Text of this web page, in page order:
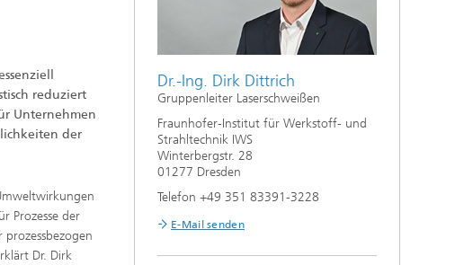
reduziert
Unternehmen
der
Prozesse der
Dr. Dirk
Dr.-Ing. Dirk Dittrich
Gruppenleiter Laserschweißen
Fraunhofer-Institut für Werkstoff- und
Strahltechnik IWS
Winterbergstr. 28
01277 Dresden
Telefon +49 351 83391-3228
E-Mail senden